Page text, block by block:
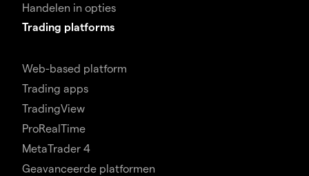
Handelen in opties
Trading platforms
Web-based platform
Trading apps
TradingView
ProRealTime
MetaTrader 4
Geavanceerde platformen